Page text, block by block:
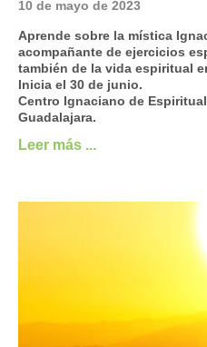
10 de mayo de 2023
Aprende sobre la mística
acompañante de ejercicios
también de la vida espiritual
Inicia el 30 de junio.
Centro Ignaciano de
Guadalajara.
Leer más ...